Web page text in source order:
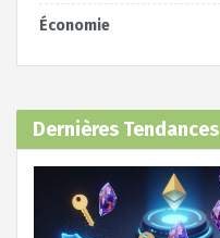
Économie
Dernières Tendances